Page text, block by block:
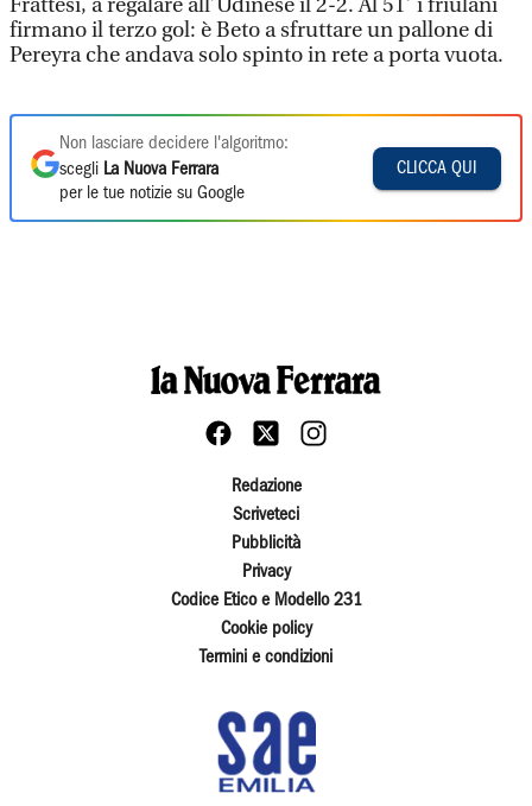
Frattesi, a regalare all’Udinese il 2-2. Al 51’ i friulani
firmano il terzo gol: è Beto a sfruttare un pallone di
Pereyra che andava solo spinto in rete a porta vuota.
Non lasciare decidere l'algoritmo:
scegli La Nuova Ferrara
per le tue notizie su Google
CLICCA QUI
Redazione
Scriveteci
Pubblicità
Privacy
Codice Etico e Modello 231
Cookie policy
Termini e condizioni